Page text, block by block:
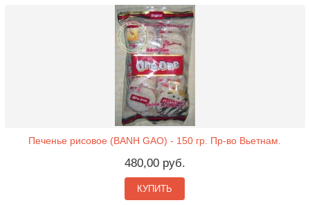
Печенье рисовое (BANH GAO) - 150 гр. Пр-во Вьетнам.
480,00 руб.
КУПИТЬ